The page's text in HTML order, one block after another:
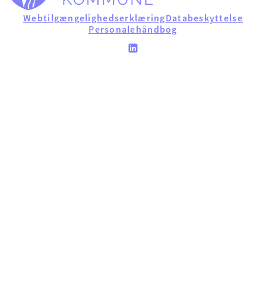
WebtilgængelighedserklæringDatabeskyttelse
Personalehåndbog